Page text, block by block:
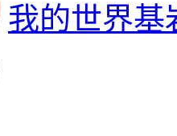
我的世界基